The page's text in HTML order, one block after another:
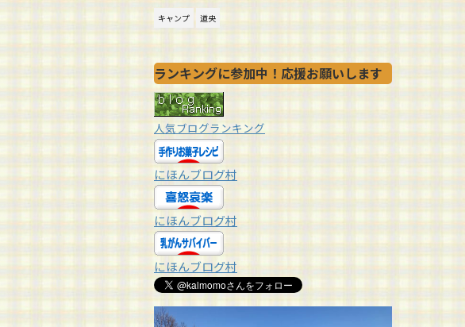
キャンプ 道央
ランキングに参加中！応援お願いします
人気ブログランキング
にほんブログ村
にほんブログ村
にほんブログ村